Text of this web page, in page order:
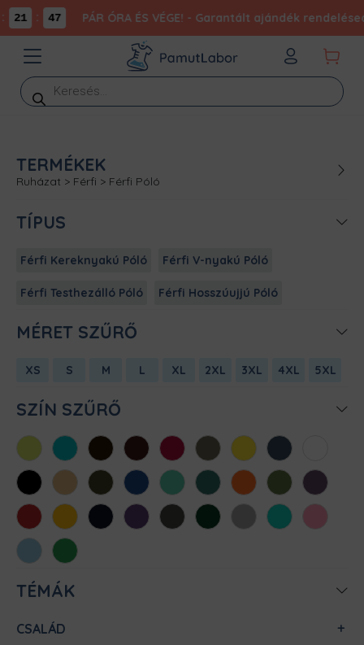
21 47 PÁR ÓRA ÉS VÉGE! - Garantált ajándék
Products
search
TERMÉKEK
Ruházat > Férfi > Férfi Póló
TÍPUS
Férfi Kereknyakú Póló Férfi V-nyakú Póló
Férfi Testhezálló Póló Férfi Hosszúujjú Póló
MÉRET SZŰRŐ
XS S M L XL 2XL 3XL 4XL 5XL
SZÍN SZŰRŐ
AlmazöldAtollkékBarnaBordóChili Cink Citromsárga
Denim
FeketeHomokKhaki KirálykékMentaMéregzöld
NarancsOliva Padlizsán
Piros SárgaSötétkékSötétlilaSötétszürke
SötétzöldSportszürke
Türkiz
Világos
rózsaszín
Világoskék
Zöld
TÉMÁK
CSALÁD